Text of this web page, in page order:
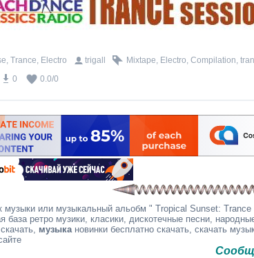
Trance, Electro trigall Mixtape, Electro, Compilation,
0 0.0/0
музыки или музыкальный альобм " Tropical Sunset:
база ретро музики, класики, дискотечные песни,
музыкановинки бесплатно скачать, скачать
Сообщайте в